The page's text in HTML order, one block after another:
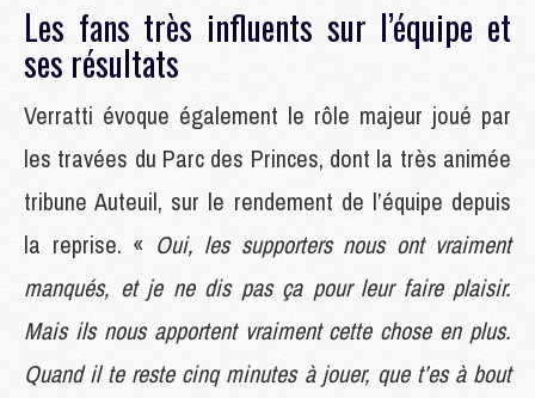
Les fans très influents sur l’équipe et
ses résultats
Verratti évoque également le rôle majeur joué par
les travées du Parc des Princes, dont la très animée
tribune Auteuil, sur le rendement de l’équipe depuis
la reprise. « Oui, les supporters nous ont vraiment
manqués, et je ne dis pas ça pour leur faire plaisir.
Mais ils nous apportent vraiment cette chose en plus.
Quand il te reste cinq minutes à jouer, que t’es à bout